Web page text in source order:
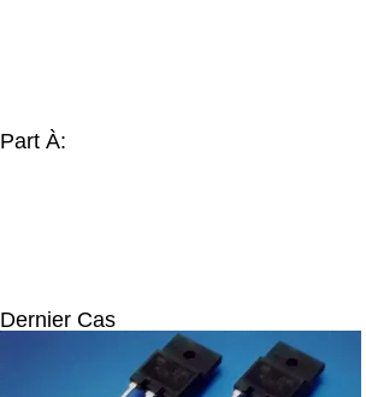
Part À:
Dernier Cas